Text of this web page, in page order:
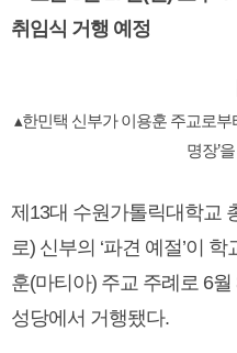
취임식 거행 예정
▴한민택 신부가 이용훈 주교로부
명장’
제13대 수원가톨릭대학교
로) 신부의 ‘파견 예절’이
훈(마티아) 주교 주례로 6
성당에서 거행됐다.